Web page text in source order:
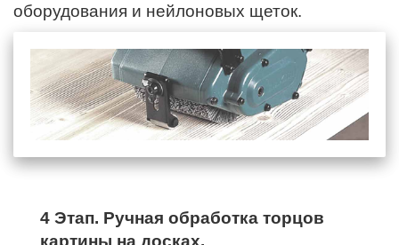
оборудования и нейлоновых щеток.
4 Этап. Ручная обработка торцов
картины на досках.